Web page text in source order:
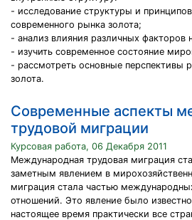
- исследование структуры и
современного рынка золота;
- анализ влияния различных факторов
- изучить современное состояние
- рассмотреть основные перспективы
золота.
Современные аспекты
трудовой миграции
Курсовая работа, 06 Декабря 2011
Международная трудовая миграция
заметным явлением в
миграция стала частью
отношений. Это явление было
настоящее время практически все